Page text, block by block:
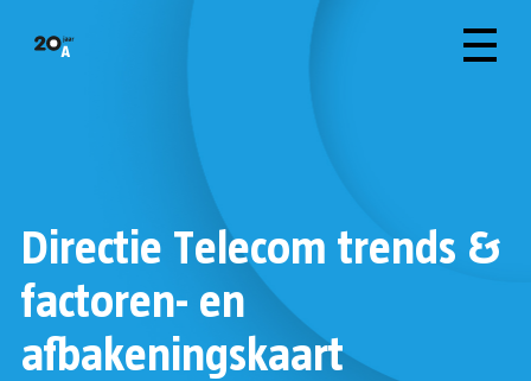
Directie Telecom trends &
factoren- en
afbakeningskaart